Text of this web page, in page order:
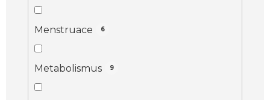
Menstruace 6
Metabolismus 9